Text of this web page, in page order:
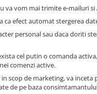
va vom mai trimite e-mailuri si
efect automat stergerea
personal sau daca doriti
cel putin o comanda
comenzi active.
scop de marketing, va
de pe baza